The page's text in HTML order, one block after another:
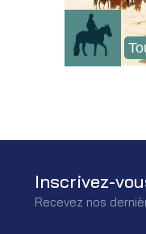
Inscrivez-
Recevez nos